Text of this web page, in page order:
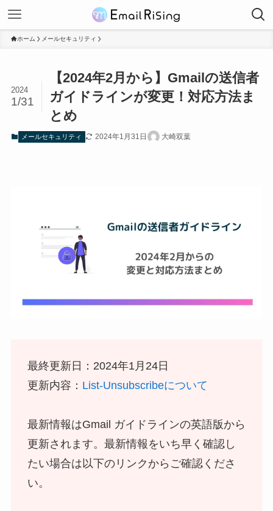
ホーム メールセキュリティ
【2024年2月から】Gmailの送信者
ガイドラインが変更！対応方法ま
とめ
2024
1/31
メールセキュリティ 2024年1月31日 大崎双葉
最終更新日：2024年1月24日
更新内容： List-Unsubscribeについて
最新情報はGmail ガイドラインの英語版から
更新されます。最新情報をいち早く確認し
たい場合は以下のリンクからご確認くださ
い。